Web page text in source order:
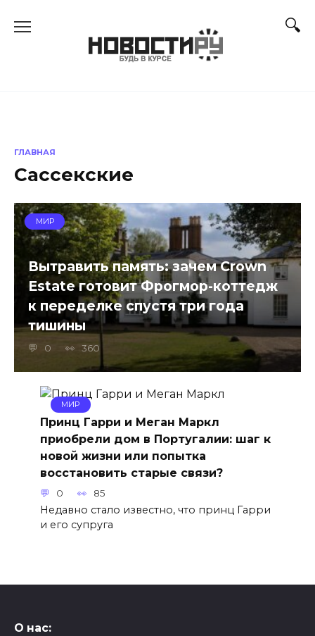
ГЛАВНАЯ
Сассекские
МИР
Вытравить память: зачем Crown
Estate готовит Фрогмор-коттедж
к переделке спустя три года
тишины
0 360
МИР
Принц Гарри и Меган Маркл
приобрели дом в Португалии: шаг к
новой жизни или попытка
восстановить старые связи?
0 85
Недавно стало известно, что принц Гарри
и его супруга
О нас: